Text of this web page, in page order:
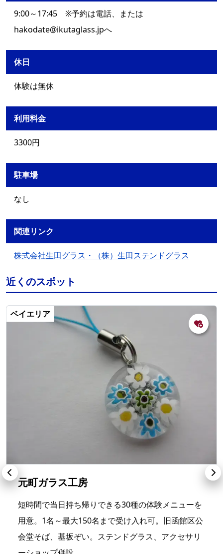
9:00～17:45 ※予約は電話、または
hakodate@ikutaglass.jpへ
休日
体験は無休
利用料金
3300円
駐車場
なし
関連リンク
株式会社生田グラス・（株）生田ステンドグラス
近くのスポット
ベイエリア
元町ガラス工房
短時間で当日持ち帰りできる30種の体験メニューを
用意。1名～最大150名まで受け入れ可。旧函館区公
会堂そば、基坂ぞい。ステンドグラス、アクセサリ